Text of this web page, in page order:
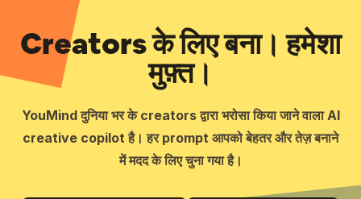
Creators के लिए बना। हमेशा
मुफ़्त।
YouMind दुनिया भर के creators द्वारा भरोसा किया जाने वाला AI
creative copilot है। हर prompt आपको बेहतर और तेज़ बनाने
में मदद के लिए चुना गया है।